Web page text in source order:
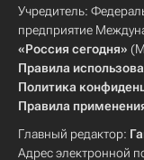
Учредитель:
предприятие
«Россия сегодня»
Правила
Политика
Правила
Главный редактор:
Адрес электронной